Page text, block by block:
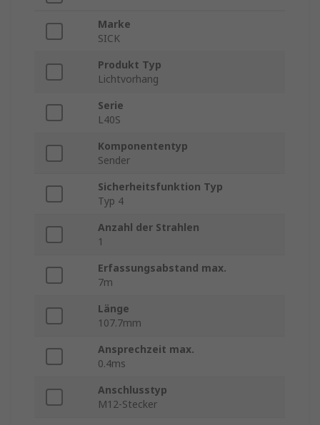
Marke
SICK
Produkt Typ
Lichtvorhang
Serie
L40S
Komponententyp
Sender
Sicherheitsfunktion Typ
Typ 4
Anzahl der Strahlen
1
Erfassungsabstand max.
7m
Länge
107.7mm
Ansprechzeit max.
0.4ms
Anschlusstyp
M12-Stecker